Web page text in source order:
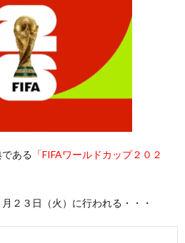
ある 「FIFAワールドカップ２０２
２３日（火）に行われる・・・